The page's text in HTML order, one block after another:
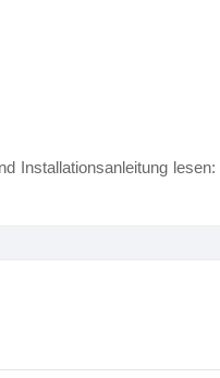
Installationsanleitung lesen: